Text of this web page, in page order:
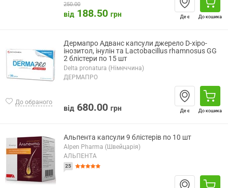
250.00
від 188.50 грн Де є До кошика
До обраного
Дермапро Адванс капсули джерело D-хіро-
інозитол, інулін та Lactobacillus rhamnosus GG
2 блістери по 15 шт
Delta pronatura (Німеччина)
ДЕРМАПРО
від 680.00 грн Де є До кошика
Альпента капсули 9 блістерів по 10 шт
Alpen Pharma (Швейцарія)
АЛЬПЕНТА
25